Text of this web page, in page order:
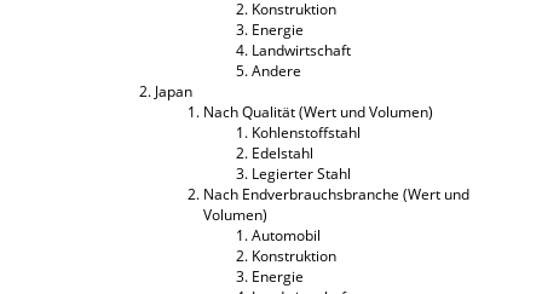
Konstruktion
Energie
Landwirtschaft
Andere
Japan
Nach Qualität (Wert und Volumen)
Kohlenstoffstahl
Edelstahl
Legierter Stahl
Nach Endverbrauchsbranche (Wert und
Volumen)
Automobil
Konstruktion
Energie